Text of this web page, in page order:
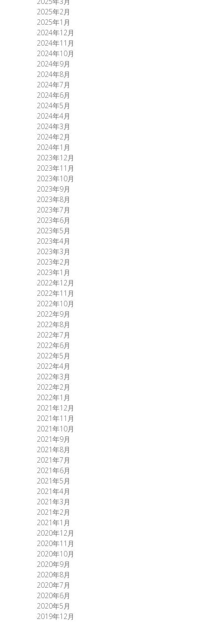
2025年2月
2025年1月
2024年12月
2024年11月
2024年10月
2024年9月
2024年8月
2024年7月
2024年6月
2024年5月
2024年4月
2024年3月
2024年2月
2024年1月
2023年12月
2023年11月
2023年10月
2023年9月
2023年8月
2023年7月
2023年6月
2023年5月
2023年4月
2023年3月
2023年2月
2023年1月
2022年12月
2022年11月
2022年10月
2022年9月
2022年8月
2022年7月
2022年6月
2022年5月
2022年4月
2022年3月
2022年2月
2022年1月
2021年12月
2021年11月
2021年10月
2021年9月
2021年8月
2021年7月
2021年6月
2021年5月
2021年4月
2021年3月
2021年2月
2021年1月
2020年12月
2020年11月
2020年10月
2020年9月
2020年8月
2020年7月
2020年6月
2020年5月
2019年12月